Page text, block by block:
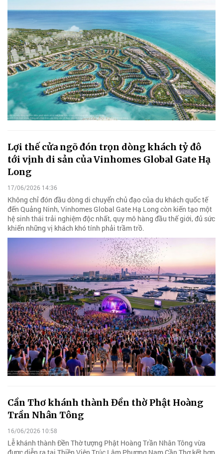
Lợi thế cửa ngõ đón trọn dòng khách tỷ đô
tới vịnh di sản của Vinhomes Global Gate Hạ
Long
17/06/2026 14:36
Không chỉ đón đầu dòng di chuyển chủ đạo của du khách quốc tế
đến Quảng Ninh, Vinhomes Global Gate Hạ Long còn kiến tạo một
hệ sinh thái trải nghiệm độc nhất, quy mô hàng đầu thế giới, đủ sức
khiến những vị khách khó tính phải trầm trồ.
Cần Thơ khánh thành Đền thờ Phật Hoàng
Trần Nhân Tông
16/06/2026 10:58
Lễ khánh thành Đền Thờ tượng Phật Hoàng Trần Nhân Tông vừa
được diễn ra tại Thiền Viện Trúc Lâm Phương Nam Cần Thơ kết hợp